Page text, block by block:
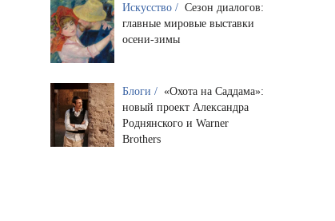
Искусство / Сезон диалогов:
главные мировые выставки
осени-зимы
Блоги / «Охота на Саддама»:
новый проект Александра
Роднянского и Warner
Brothers